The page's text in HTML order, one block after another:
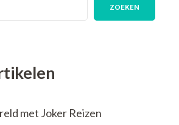
ZOEKEN
met Joker Reizen